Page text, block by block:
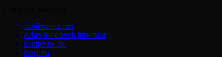
Antikvariat.net
Arkiv for dansk litteratur
Bibliotek.dk
Bog.nu